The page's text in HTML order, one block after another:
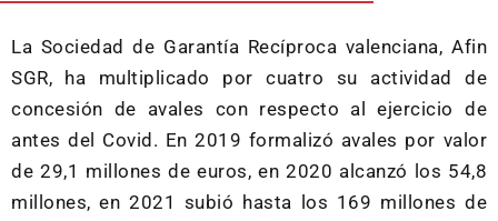
La Sociedad de Garantía Recíproca valenciana, Afin
SGR, ha multiplicado por cuatro su actividad de
concesión de avales con respecto al ejercicio de
antes del Covid. En 2019 formalizó avales por valor
de 29,1 millones de euros, en 2020 alcanzó los 54,8
millones, en 2021 subió hasta los 169 millones de